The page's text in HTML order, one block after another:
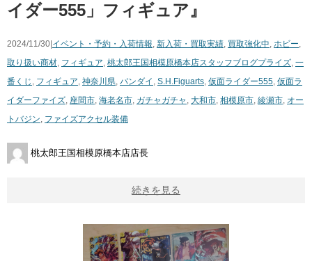
イダー555」フィギュア』
2024/11/30| イベント・予約・入荷情報, 新入荷・買取実績, 買取強化中, ホビー,
取り扱い商材, フィギュア, 桃太郎王国相模原橋本店スタッフブログプライズ, 一
番くじ , フィギュア, 神奈川県, バンダイ , S.H.Figuarts, 仮面ライダー555, 仮面ラ
イダーファイズ, 座間市, 海老名市, ガチャガチャ , 大和市, 相模原市, 綾瀬市, オー
トバジン, ファイズアクセル装備
桃太郎王国相模原橋本店店長
続きを見る